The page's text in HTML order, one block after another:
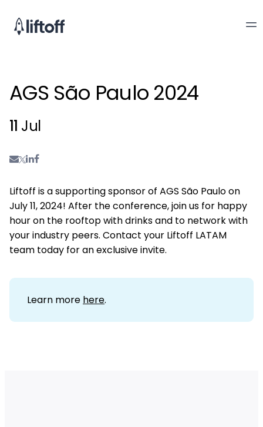
AGS São Paulo 2024
11 Jul
Liftoff is a supporting sponsor of AGS São Paulo on
July 11, 2024! After the conference, join us for happy
hour on the rooftop with drinks and to network with
your industry peers. Contact your Liftoff LATAM
team today for an exclusive invite.
Learn more here.